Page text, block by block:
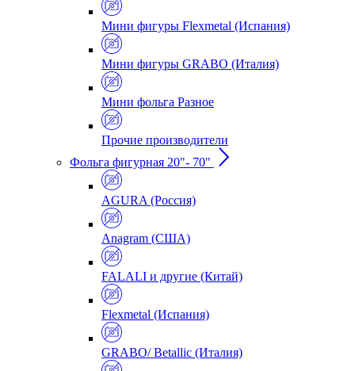
Мини фигуры Flexmetal (Испания)
Мини фигуры GRABO (Италия)
Мини фольга Разное
Прочие производители
Фольга фигурная 20"- 70"
AGURA (Россия)
Anagram (США)
FALALI и другие (Китай)
Flexmetal (Испания)
GRABO/ Betallic (Италия)